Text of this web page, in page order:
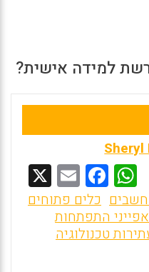
למידה אישית?
Sheryl
W
h
at
s
F
a
ce
b
E
m
ai
l
כלים פתוחים
התפתחות
טכנולוגיה